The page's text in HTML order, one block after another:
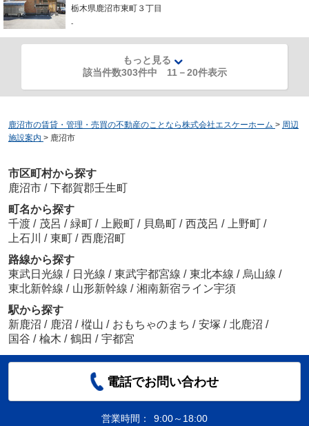
栃木県鹿沼市東町３丁目
-
もっと見る
該当件数303件中 11－20件表示
鹿沼市の賃貸・管理・売買の不動産のことなら株式会社エスケーホーム > 周辺
施設案内 > 鹿沼市
市区町村から探す
鹿沼市 / 下都賀郡壬生町
町名から探す
千渡 / 茂呂 / 緑町 / 上殿町 / 貝島町 / 西茂呂 / 上野町 /
上石川 / 東町 / 西鹿沼町
路線から探す
東武日光線 / 日光線 / 東武宇都宮線 / 東北本線 / 烏山線 /
東北新幹線 / 山形新幹線 / 湘南新宿ライン宇須
駅から探す
新鹿沼 / 鹿沼 / 樅山 / おもちゃのまち / 安塚 / 北鹿沼 /
国谷 / 楡木 / 鶴田 / 宇都宮
電話でお問い合わせ
営業時間：
9:00～18:00